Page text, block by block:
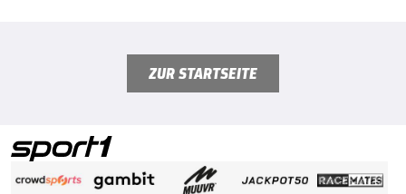
ZUR STARTSEITE